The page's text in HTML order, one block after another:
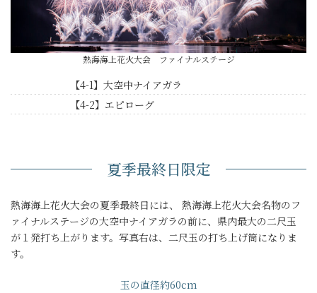
熱海海上花火大会 ファイナルステージ
【4-1】大空中ナイアガラ
【4-2】エピローグ
夏季最終日限定
熱海海上花火大会の夏季最終日には、 熱海海上花火大会名物のフ
ァイナルステージの大空中ナイアガラの前に、県内最大の二尺玉
が１発打ち上がります。写真右は、二尺玉の打ち上げ筒になりま
す。
玉の直径約60cm